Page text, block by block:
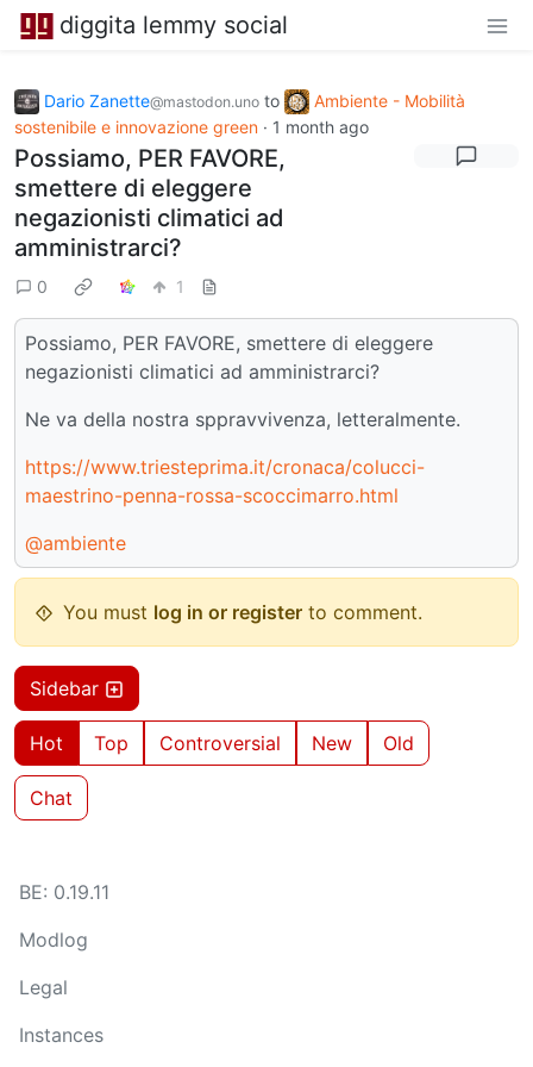
diggita lemmy social
Dario Zanette@mastodon.uno to
Ambiente - Mobilità
sostenibile e innovazione green · 1 month ago
Possiamo, PER FAVORE,
smettere di eleggere
negazionisti climatici ad
amministrarci?
0 1
Possiamo, PER FAVORE, smettere di eleggere
negazionisti climatici ad amministrarci?
Ne va della nostra sppravvivenza, letteralmente.
https://www.triesteprima.it/cronaca/colucci-
maestrino-penna-rossa-scoccimarro.html
@ambiente
You must log in or register to comment.
Sidebar
Hot Top Controversial New Old
Chat
BE: 0.19.11
Modlog
Legal
Instances